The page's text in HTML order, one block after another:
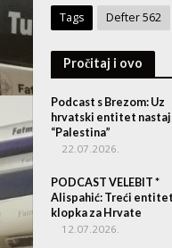
Tags Defter 562
Pročitaj i ovo
Podcast s Brezom: Uz
hrvatski entitet
“Palestina”
22.07.2026.
PODCAST VELEBIT *
Alispahić: Treći
klopka za Hrvate
12.07.2026.